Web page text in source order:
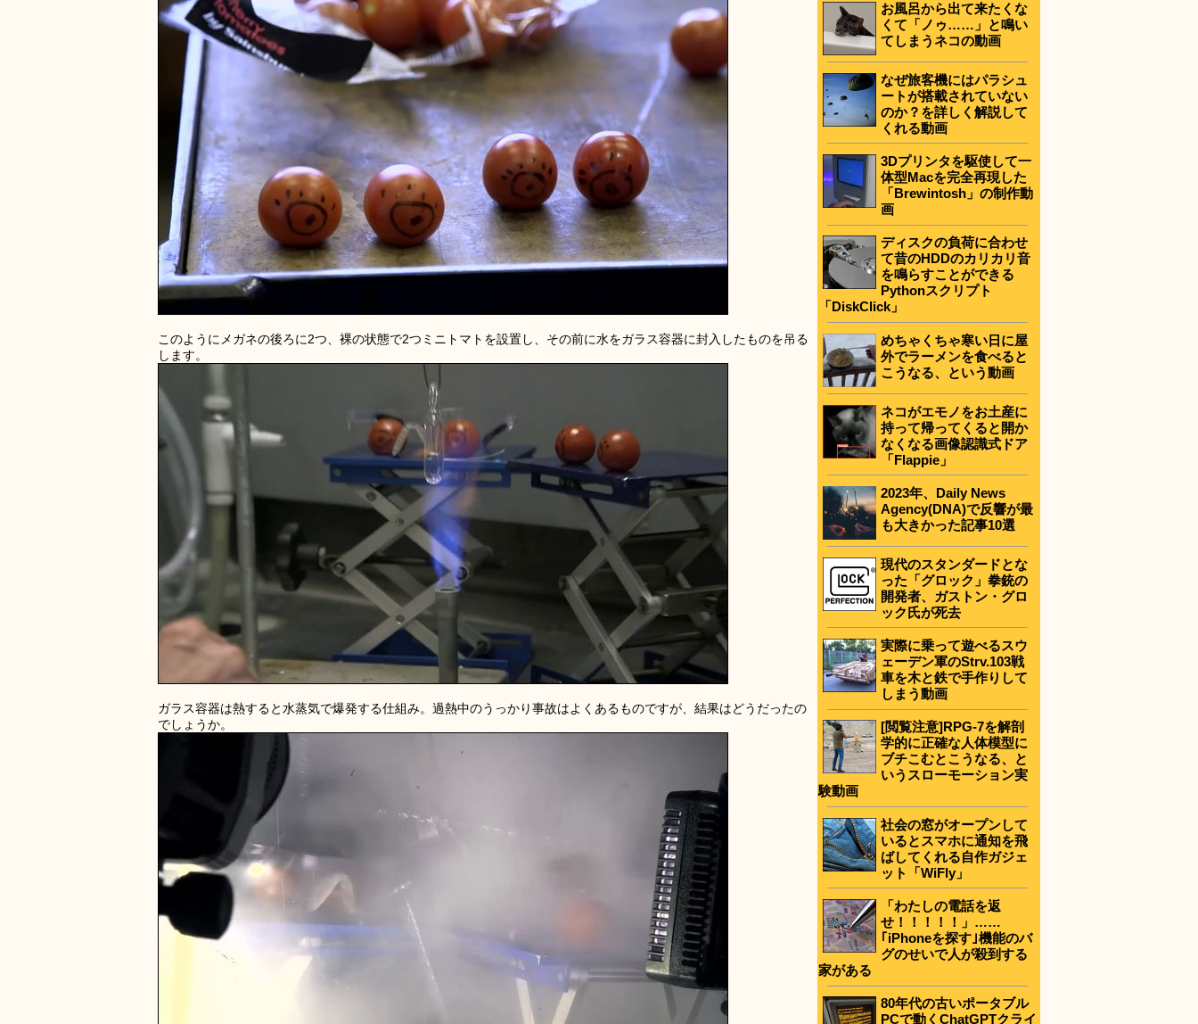
このようにメガネの後ろに2つ、裸の状態で2つミニトマトを設置し、その前に水をガラス容器に封入したものを吊る
します。
ガラス容器は熱すると水蒸気で爆発する仕組み。過熱中のうっかり事故はよくあるものですが、結果はどうだったの
でしょうか。
お風呂から出て来たくな
くて「ノゥ……」と鳴い
てしまうネコの動画
なぜ旅客機にはパラシュ
ートが搭載されていない
のか？を詳しく解説して
くれる動画
3Dプリンタを駆使して一
体型Macを完全再現した
「Brewintosh」の制作動
画
ディスクの負荷に合わせ
て昔のHDDのカリカリ音
を鳴らすことができる
Pythonスクリプト
「DiskClick」
めちゃくちゃ寒い日に屋
外でラーメンを食べると
こうなる、という動画
ネコがエモノをお土産に
持って帰ってくると開か
なくなる画像認識式ドア
「Flappie」
2023年、Daily News
Agency(DNA)で反響が最
も大きかった記事10選
現代のスタンダードとな
った「グロック」拳銃の
開発者、ガストン・グロ
ック氏が死去
実際に乗って遊べるスウ
ェーデン軍のStrv.103戦
車を木と鉄で手作りして
しまう動画
[閲覧注意]RPG-7を解剖
学的に正確な人体模型に
ブチこむとこうなる、と
いうスローモーション実
験動画
社会の窓がオープンして
いるとスマホに通知を飛
ばしてくれる自作ガジェ
ット「WiFly」
「わたしの電話を返
せ！！！！！」……
｢iPhoneを探す｣機能のバ
グのせいで人が殺到する
家がある
80年代の古いポータブル
PCで動くChatGPTクライ